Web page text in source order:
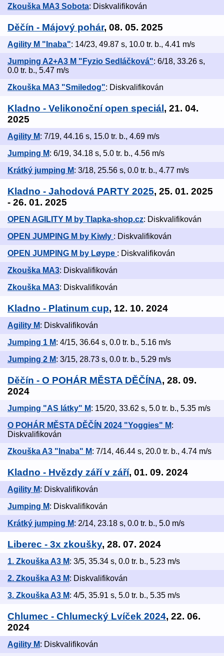
Zkouška MA3 Sobota: Diskvalifikován
Děčín - Májový pohár, 08. 05. 2025
Agility M "Inaba": 14/23, 49.87 s, 10.0 tr. b., 4.41 m/s
Jumping A2+A3 M "Fyzio Sedláčková": 6/18, 33.26 s,
0.0 tr. b., 5.47 m/s
Zkouška MA3 "Smiledog": Diskvalifikován
Kladno - Velikonoční open speciál, 21. 04.
2025
Agility M: 7/19, 44.16 s, 15.0 tr. b., 4.69 m/s
Jumping M: 6/19, 34.18 s, 5.0 tr. b., 4.56 m/s
Krátký jumping M: 3/18, 25.56 s, 0.0 tr. b., 4.77 m/s
Kladno - Jahodová PARTY 2025, 25. 01. 2025
- 26. 01. 2025
OPEN AGILITY M by Tlapka-shop.cz: Diskvalifikován
OPEN JUMPING M by Kiwly : Diskvalifikován
OPEN JUMPING M by Løype : Diskvalifikován
Zkouška MA3: Diskvalifikován
Zkouška MA3: Diskvalifikován
Kladno - Platinum cup, 12. 10. 2024
Agility M: Diskvalifikován
Jumping 1 M: 4/15, 36.64 s, 0.0 tr. b., 5.16 m/s
Jumping 2 M: 3/15, 28.73 s, 0.0 tr. b., 5.29 m/s
Děčín - O POHÁR MĚSTA DĚČÍNA, 28. 09.
2024
Jumping "AS látky" M: 15/20, 33.62 s, 5.0 tr. b., 5.35 m/s
O POHÁR MĚSTA DĚČÍN 2024 "Yoggies" M:
Diskvalifikován
Zkouška A3 "Inaba" M: 7/14, 46.44 s, 20.0 tr. b., 4.74 m/s
Kladno - Hvězdy září v září, 01. 09. 2024
Agility M: Diskvalifikován
Jumping M: Diskvalifikován
Krátký jumping M: 2/14, 23.18 s, 0.0 tr. b., 5.0 m/s
Liberec - 3x zkoušky, 28. 07. 2024
1. Zkouška A3 M: 3/5, 35.34 s, 0.0 tr. b., 5.23 m/s
2. Zkouška A3 M: Diskvalifikován
3. Zkouška A3 M: 4/5, 35.91 s, 5.0 tr. b., 5.35 m/s
Chlumec - Chlumecký Lvíček 2024, 22. 06.
2024
Agility M: Diskvalifikován